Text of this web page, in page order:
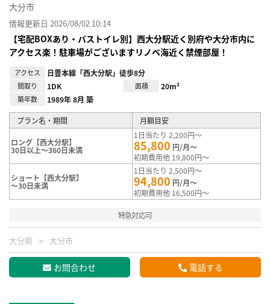
大分市
情報更新日 2026/08/02 10:14
【宅配BOXあり・バストイレ別】西大分駅近く別府や大分市内に
アクセス楽！駐車場がございますリノベ海近く禁煙部屋！
アクセス 日豊本線「西大分駅」徒歩8分
間取り 1DK 面積 20m²
築年数 1989年 8月 築
プラン名・期間 月額目安
ロング【西大分駅】
30日以上～360日未満
1日当たり 2,200円～
85,800 円/月～
初期費用他 19,800円～
ショート【西大分駅】
～30日未満
1日当たり 2,500円～
94,800 円/月～
初期費用他 16,500円～
特急対応可
大分県 大分市
お問合わせ 電話する